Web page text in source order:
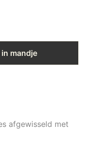
afgewisseld met
mandje